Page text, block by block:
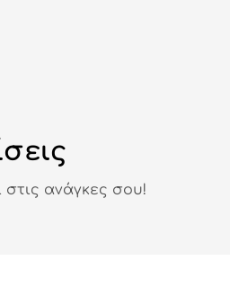
στις ανάγκες σου!